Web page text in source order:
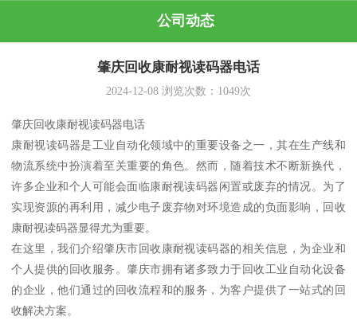
公司动态
肇庆回收康耐视读码器电话
2024-12-08 浏览次数： 1049次
肇庆回收康耐视读码器电话
康耐视读码器是工业自动化领域中的重要设备之一，其在生产线和
物流系统中扮演着至关重要的角色。然而，随着技术不断新换代，
许多企业和个人可能会面临康耐视读码器闲置或废弃的情况。为了
实现资源的再利用，减少电子废弃物对环境造成的负面影响，回收
康耐视读码器显得尤为重要。
在这里，我们介绍肇庆市回收康耐视读码器的相关信息，为企业和
个人提供的回收服务。肇庆市拥有诸多致力于回收工业自动化设备
的企业，他们通过的回收流程和的服务，为客户提供了一站式的回
收解决方案。